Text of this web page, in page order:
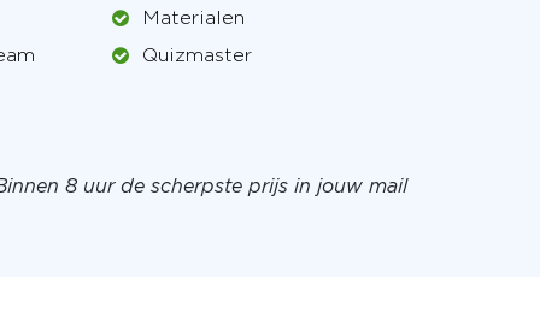
Materialen
Quizmaster
8 uur de scherpste prijs in jouw mail